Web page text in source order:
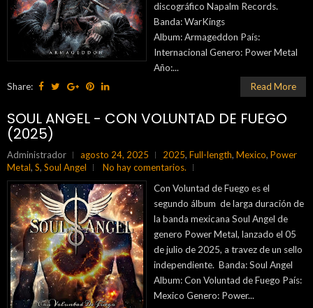
discográfico Napalm Records.
Banda: WarKings
Album: Armageddon País:
Internacional Genero: Power Metal
Año:...
Share:
Read More
SOUL ANGEL - CON VOLUNTAD DE FUEGO
(2025)
Administrador agosto 24, 2025 2025, Full-length, Mexico, Power
Metal, S, Soul Angel
No hay comentarios.
Con Voluntad de Fuego es el
segundo álbum de larga duración de
la banda mexicana Soul Angel de
genero Power Metal, lanzado el 05
de julio de 2025, a travez de un sello
independiente. Banda: Soul Angel
Album: Con Voluntad de Fuego País:
Mexico Genero: Power...